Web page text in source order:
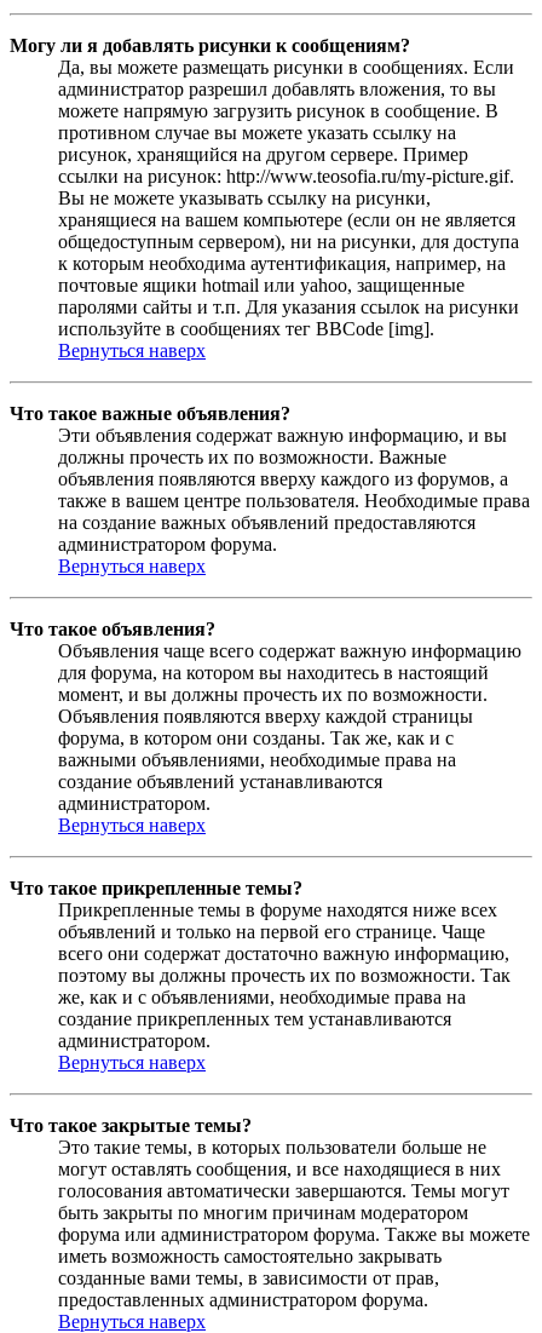
Могу ли я добавлять рисунки к сообщениям?
Да, вы можете размещать рисунки в сообщениях. Если
администратор разрешил добавлять вложения, то вы
можете напрямую загрузить рисунок в сообщение. В
противном случае вы можете указать ссылку на
рисунок, хранящийся на другом сервере. Пример
ссылки на рисунок: http://www.teosofia.ru/my-picture.gif.
Вы не можете указывать ссылку на рисунки,
хранящиеся на вашем компьютере (если он не является
общедоступным сервером), ни на рисунки, для доступа
к которым необходима аутентификация, например, на
почтовые ящики hotmail или yahoo, защищенные
паролями сайты и т.п. Для указания ссылок на рисунки
используйте в сообщениях тег BBCode [img].
Вернуться наверх
Что такое важные объявления?
Эти объявления содержат важную информацию, и вы
должны прочесть их по возможности. Важные
объявления появляются вверху каждого из форумов, а
также в вашем центре пользователя. Необходимые права
на создание важных объявлений предоставляются
администратором форума.
Вернуться наверх
Что такое объявления?
Объявления чаще всего содержат важную информацию
для форума, на котором вы находитесь в настоящий
момент, и вы должны прочесть их по возможности.
Объявления появляются вверху каждой страницы
форума, в котором они созданы. Так же, как и с
важными объявлениями, необходимые права на
создание объявлений устанавливаются
администратором.
Вернуться наверх
Что такое прикрепленные темы?
Прикрепленные темы в форуме находятся ниже всех
объявлений и только на первой его странице. Чаще
всего они содержат достаточно важную информацию,
поэтому вы должны прочесть их по возможности. Так
же, как и с объявлениями, необходимые права на
создание прикрепленных тем устанавливаются
администратором.
Вернуться наверх
Что такое закрытые темы?
Это такие темы, в которых пользователи больше не
могут оставлять сообщения, и все находящиеся в них
голосования автоматически завершаются. Темы могут
быть закрыты по многим причинам модератором
форума или администратором форума. Также вы можете
иметь возможность самостоятельно закрывать
созданные вами темы, в зависимости от прав,
предоставленных администратором форума.
Вернуться наверх